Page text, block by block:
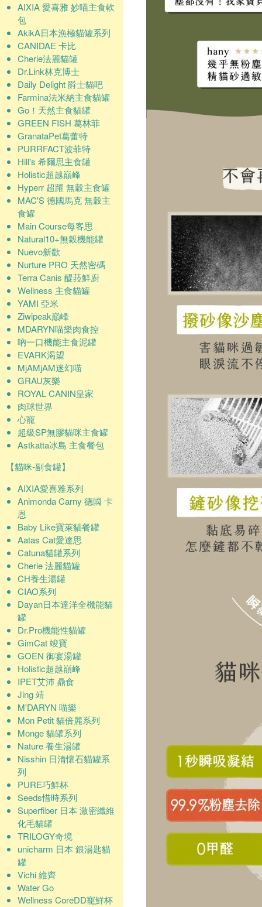
AIXIA 愛喜雅 妙喵主食軟
包
AkikA日本漁極貓罐系列
CANIDAE 卡比
Cherie法麗貓罐
Dr.Link林克博士
Daily Delight 爵士貓吧
Farmina法米納主食貓罐
Go！天然主食貓罐
GREEN FISH 葛林菲
GranataPet葛蕾特
PURRFACT波菲特
Hill's 希爾思主食罐
Holistic超越巔峰
Hyperr 超躍 無穀主食罐
MAC'S 德國馬克 無穀主
食罐
Main Course每客思
Natural10+無榖機能罐
Nuevo新歡
Nurture PRO 天然密碼
Terra Canis 醍菈鮮廚
Wellness 主食貓罐
YAMI 亞米
Ziwipeak巔峰
MDARYN喵樂肉食控
吶一口機能主食泥罐
EVARK渴望
MjAMjAM迷幻喵
GRAU灰樂
ROYAL CANIN皇家
肉球世界
心寵
超級SP無膠貓咪主食罐
Astkatta冰島 主食餐包
【貓咪-副食罐】
AIXIA愛喜雅系列
Animonda Carny 德國 卡
恩
Baby Like寶萊貓餐罐
Aatas Cat愛達思
Catuna貓罐系列
Cherie 法麗貓罐
CH養生湯罐
CIAO系列
Dayan日本達洋全機能貓
罐
Dr.Pro機能性貓罐
GimCat 竣寶
GOEN 御宴湯罐
Holistic超越巔峰
IPET艾沛 鼎食
Jing 靖
M'DARYN 喵樂
Mon Petit 貓倍麗系列
Monge 貓罐系列
Nature 養生湯罐
Nisshin 日清懷石貓罐系
列
PURE巧鮮杯
Seeds惜時系列
Superfiber 日本 激密纖維
化毛貓罐
TRILOGY奇境
unicharm 日本 銀湯匙貓
罐
Vichi 維齊
Water Go
Wellness CoreDD寵鮮杯